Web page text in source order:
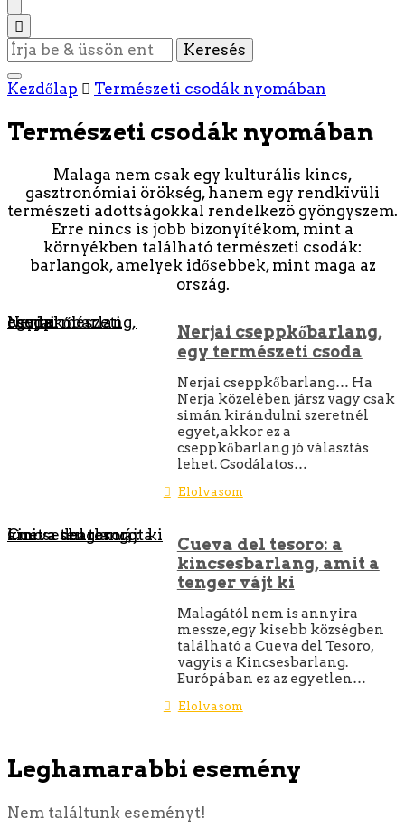
Keres
valamit?
Kezdőlap
Természeti csodák nyomában
Természeti csodák nyomában
Malaga nem csak egy kulturális kincs,
gasztronómiai örökség, hanem egy rendkïvüli
természeti adottságokkal rendelkezö gyöngyszem.
Erre nincs is jobb bizonyítékom, mint a
környékben található természeti csodák:
barlangok, amelyek idősebbek, mint maga az
ország.
Nerjai cseppkőbarlang, egy természeti csoda
Nerjai cseppkőbarlang,
egy természeti csoda
Nerjai cseppkőbarlang… Ha
Nerja közelében jársz vagy csak
simán kirándulni szeretnél
egyet, akkor ez a
cseppkőbarlang jó választás
lehet. Csodálatos…
Elolvasom
Cueva del tesoro: a kincsesbarlang, amit a tenger vájt ki
Cueva del tesoro: a
kincsesbarlang, amit a
tenger vájt ki
Malagától nem is annyira
messze, egy kisebb községben
található a Cueva del Tesoro,
vagyis a Kincsesbarlang.
Európában ez az egyetlen…
Elolvasom
Leghamarabbi esemény
Nem találtunk eseményt!